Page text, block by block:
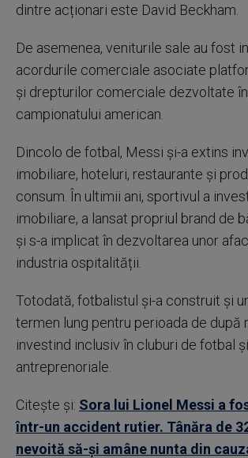
dintre acționari este David Beckham.
De asemenea, veniturile sale au fost
acordurile comerciale asociate
și drepturilor comerciale dezvoltate
campionatului american.
Dincolo de fotbal, Messi și-a extins
imobiliare, hoteluri, restaurante și
consum. În ultimii ani, sportivul a
imobiliare, a lansat propriul brand de
și s-a implicat în dezvoltarea unor
industria ospitalității.
Totodată, fotbalistul și-a construit și
termen lung pentru perioada de după
investind inclusiv în cluburi de fotbal
antreprenoriale.
Citește și: Sora lui Lionel Messi a
într-un accident rutier. Tânăra de
nevoită să-și amâne nunta din